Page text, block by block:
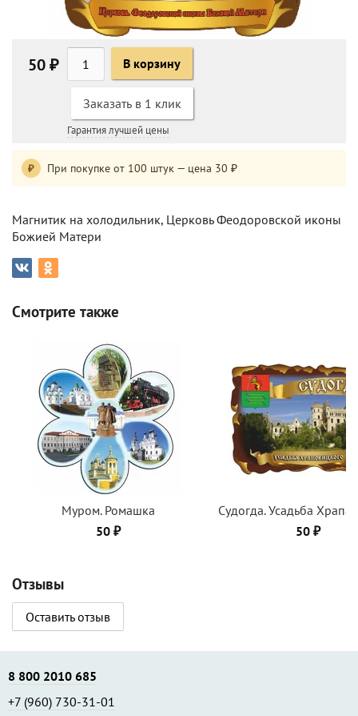
50 ₽ В корзину
Заказать в 1 клик
Гарантия лучшей цены
₽ При покупке от 100 штук — цена 30 ₽
Магнитик на холодильник, Церковь Феодоровской иконы
Божией Матери
Смотрите также
Муром. Ромашка
50 ₽
Судогда. Усадьба
50 ₽
Отзывы
Оставить отзыв
8 800 2010 685
+7 (960) 730-31-01